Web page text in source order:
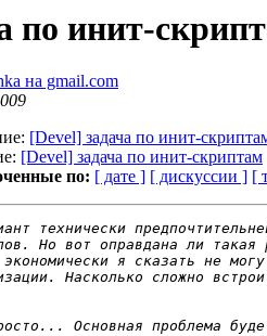
по инит-
на gmail.com
[Devel] задача по инит-
[Devel] задача по инит-скриптам
по: [ дате ] [ дискуссии ] [